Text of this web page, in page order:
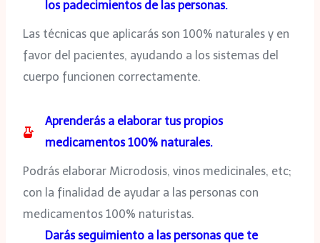
los padecimientos de las personas.
Las técnicas que aplicarás son 100% naturales y en
favor del pacientes, ayudando a los sistemas del
cuerpo funcionen correctamente.
Aprenderás a elaborar tus propios
medicamentos 100% naturales.
Podrás elaborar Microdosis, vinos medicinales, etc;
con la finalidad de ayudar a las personas con
medicamentos 100% naturistas.
Darás seguimiento a las personas que te